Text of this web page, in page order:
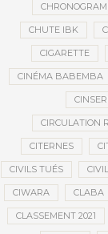
CHUTE IBK
CIGARETTE
CINÉMA BABEMBA
CIRCULATION
CITERNES
CIVILS TUÉS
CIWARA CLABA
CLASSEMENT 2021